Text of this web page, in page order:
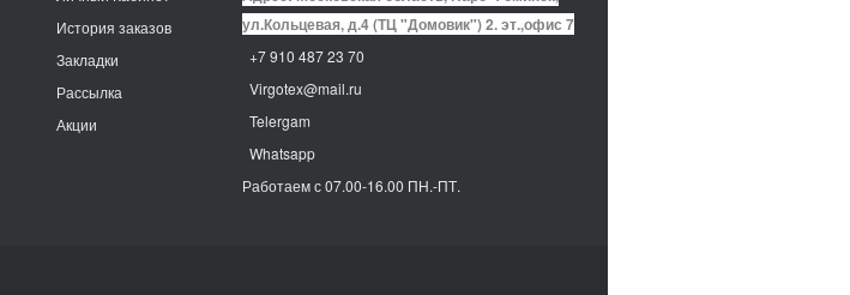
История заказов
Закладки
Рассылка
Акции
ул.Кольцевая, д.4 (ТЦ "Домовик") 2. эт.,офис 7
+7 910 487 23 70
Virgotex@mail.ru
Telergam
Whatsapp
Работаем с 07.00-16.00 ПН.-ПТ.